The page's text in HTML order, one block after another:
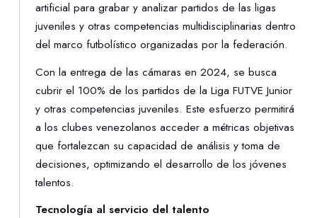
artificial para grabar y analizar partidos de las ligas
juveniles y otras competencias multidisciplinarias dentro
del marco futbolístico organizadas por la federación.
Con la entrega de las cámaras en 2024, se busca
cubrir el 100% de los partidos de la Liga FUTVE Junior
y otras competencias juveniles. Este esfuerzo permitirá
a los clubes venezolanos acceder a métricas objetivas
que fortalezcan su capacidad de análisis y toma de
decisiones, optimizando el desarrollo de los jóvenes
talentos.
Tecnología al servicio del talento